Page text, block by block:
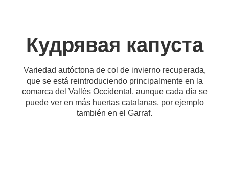
Кудрявая капуста
Variedad autóctona de col de invierno recuperada,
que se está reintroduciendo principalmente en la
comarca del Vallès Occidental, aunque cada día se
puede ver en más huertas catalanas, por ejemplo
también en el Garraf.